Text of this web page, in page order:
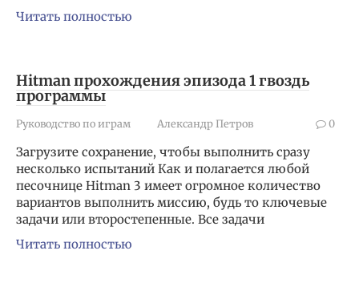
Читать полностью
Hitman прохождения эпизода 1 гвоздь
программы
Руководство по играм Александр Петров 0
Загрузите сохранение, чтобы выполнить сразу
несколько испытаний Как и полагается любой
песочнице Hitman 3 имеет огромное количество
вариантов выполнить миссию, будь то ключевые
задачи или второстепенные. Все задачи
Читать полностью